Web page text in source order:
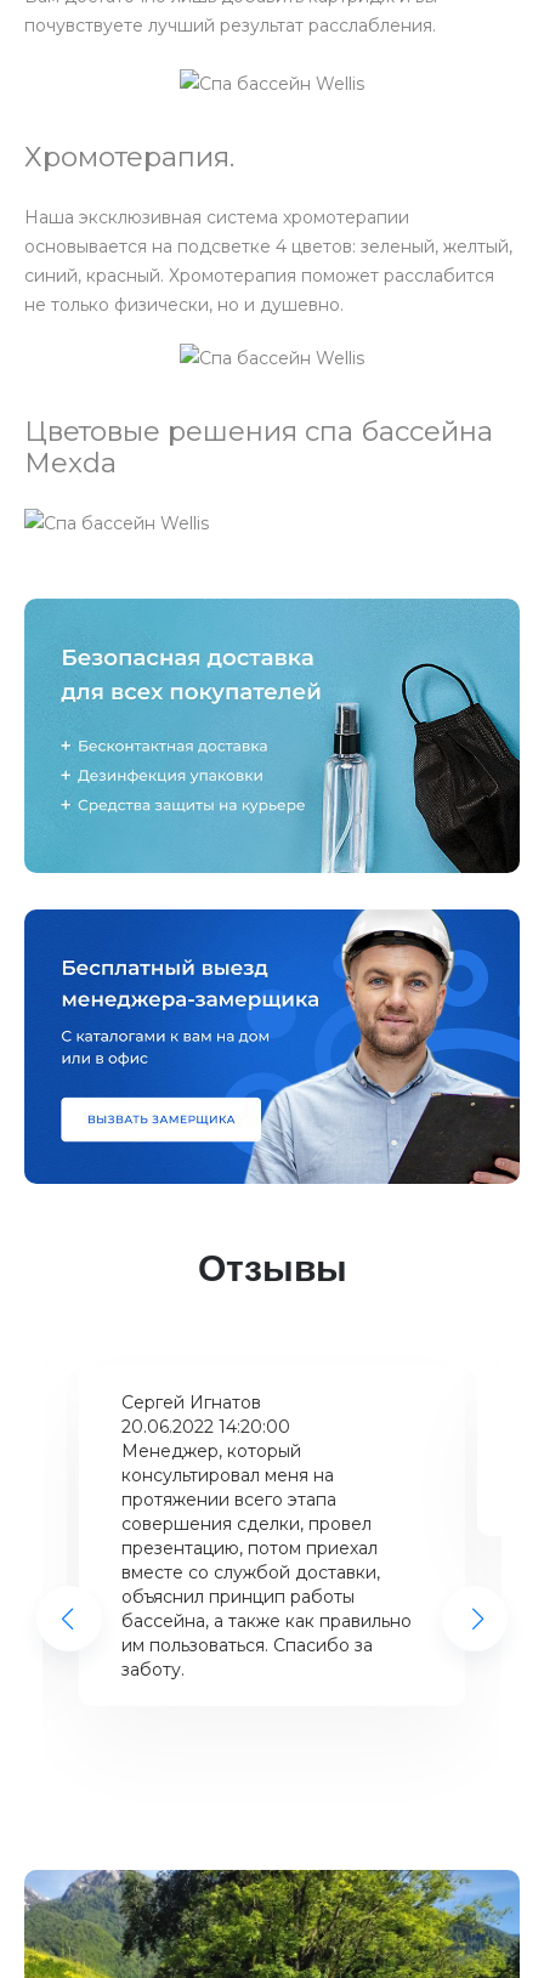
почувствуете лучший результат расслабления.
Хромотерапия.
Наша эксклюзивная система хромотерапии
основывается на подсветке 4 цветов: зеленый, желтый,
синий, красный. Хромотерапия поможет расслабится
не только физически, но и душевно.
Цветовые решения спа бассейна
Mexda
Отзывы
Сергей Игнатов
20.06.2022 14:20:00
Менеджер, который
консультировал меня на
протяжении всего этапа
совершения сделки, провел
презентацию, потом приехал
вместе со службой доставки,
объяснил принцип работы
бассейна, а также как правильно
им пользоваться. Спасибо за
заботу.